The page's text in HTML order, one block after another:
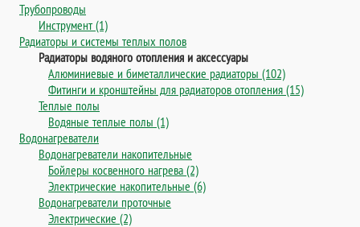
Трубопроводы
Инструмент (1)
Радиаторы и системы теплых полов
Радиаторы водяного отопления и аксессуары
Алюминиевые и биметаллические радиаторы (102)
Фитинги и кронштейны для радиаторов отопления (15)
Теплые полы
Водяные теплые полы (1)
Водонагреватели
Водонагреватели накопительные
Бойлеры косвенного нагрева (2)
Электрические накопительные (6)
Водонагреватели проточные
Электрические (2)